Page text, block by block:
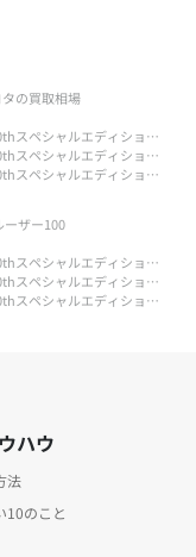
タの買取相場
ランドクルーザー100 (トヨタ) 4.7 VXリミテッド 60thスペシャルエディション 4WD
ランドクルーザー100 (トヨタ) 4.7 VXリミテッド 60thスペシャルエディション 4WD 20年落ち 2006年式
ランドクルーザー100 (トヨタ) 4.7 VXリミテッド 60thスペシャルエディション 4WD 20年落ち 2006年式 20万キロ以下
ーザー100
ランドクルーザー100 (トヨタ) 4.7 VXリミテッド 60thスペシャルエディション 4WD
ランドクルーザー100 (トヨタ) 4.7 VXリミテッド 60thスペシャルエディション 4WD 20年落ち 2006年式
ランドクルーザー100 (トヨタ) 4.7 VXリミテッド 60thスペシャルエディション 4WD 20年落ち 2006年式 20万キロ以下
ハウ
法
10のこと